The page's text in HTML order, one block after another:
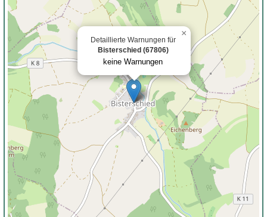
Detaillierte Warnungen für
Bisterschied (67806)
keine Warnungen
×